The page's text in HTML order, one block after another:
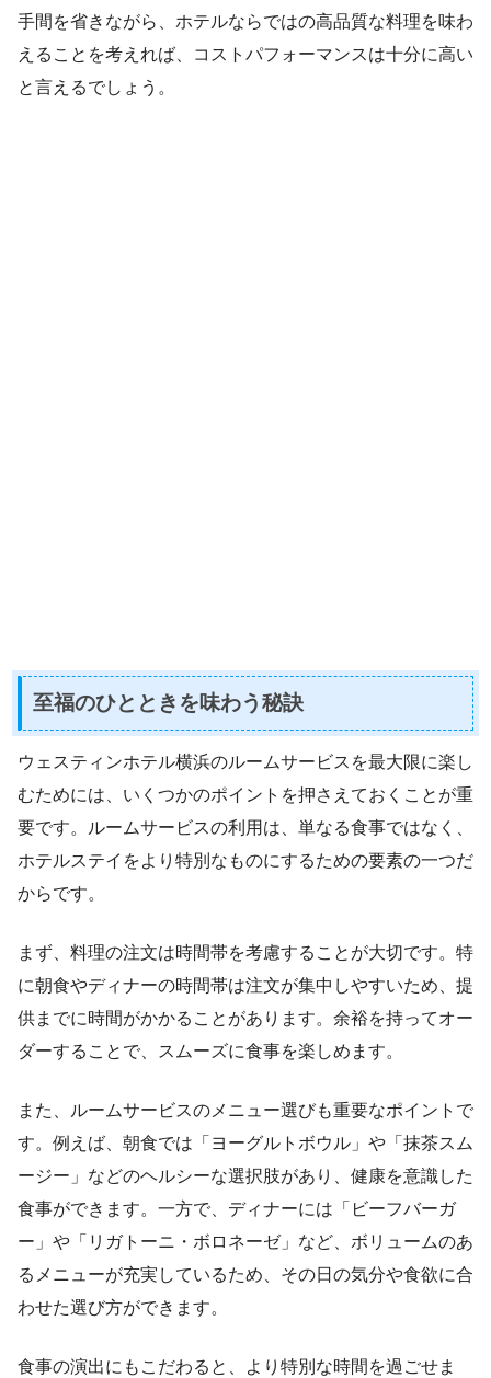
手間を省きながら、ホテルならではの高品質な料理を味わ
えることを考えれば、コストパフォーマンスは十分に高い
と言えるでしょう。
至福のひとときを味わう秘訣
ウェスティンホテル横浜のルームサービスを最大限に楽し
むためには、いくつかのポイントを押さえておくことが重
要です。ルームサービスの利用は、単なる食事ではなく、
ホテルステイをより特別なものにするための要素の一つだ
からです。
まず、料理の注文は時間帯を考慮することが大切です。特
に朝食やディナーの時間帯は注文が集中しやすいため、提
供までに時間がかかることがあります。余裕を持ってオー
ダーすることで、スムーズに食事を楽しめます。
また、ルームサービスのメニュー選びも重要なポイントで
す。例えば、朝食では「ヨーグルトボウル」や「抹茶スム
ージー」などのヘルシーな選択肢があり、健康を意識した
食事ができます。一方で、ディナーには「ビーフバーガ
ー」や「リガトーニ・ボロネーゼ」など、ボリュームのあ
るメニューが充実しているため、その日の気分や食欲に合
わせた選び方ができます。
食事の演出にもこだわると、より特別な時間を過ごせま